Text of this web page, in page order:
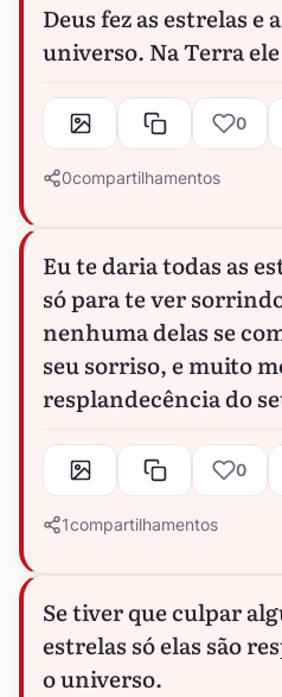
Deus fez as estrelas e
universo. Na Terra
0
0compartilhamentos
Eu te daria todas as
só para te ver
nenhuma delas se
seu sorriso, e muito
resplandecência do
0
1compartilhamentos
Se tiver que culpar
estrelas só elas são
o universo.